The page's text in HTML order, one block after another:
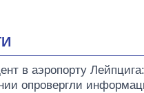
в аэропорту
опровергли